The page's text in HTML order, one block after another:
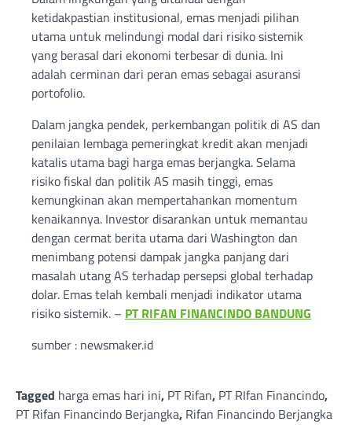
ketidakpastian institusional, emas menjadi pilihan
utama untuk melindungi modal dari risiko sistemik
yang berasal dari ekonomi terbesar di dunia. Ini
adalah cerminan dari peran emas sebagai asuransi
portofolio.
Dalam jangka pendek, perkembangan politik di AS dan
penilaian lembaga pemeringkat kredit akan menjadi
katalis utama bagi harga emas berjangka. Selama
risiko fiskal dan politik AS masih tinggi, emas
kemungkinan akan mempertahankan momentum
kenaikannya. Investor disarankan untuk memantau
dengan cermat berita utama dari Washington dan
menimbang potensi dampak jangka panjang dari
masalah utang AS terhadap persepsi global terhadap
dolar. Emas telah kembali menjadi indikator utama
risiko sistemik. – PT RIFAN FINANCINDO BANDUNG
sumber : newsmaker.id
Tagged harga emas hari ini, PT Rifan, PT RIfan Financindo,
PT Rifan Financindo Berjangka, Rifan Financindo Berjangka